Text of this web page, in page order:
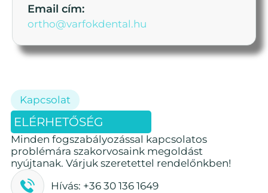
Email cím:
ortho@varfokdental.hu
Kapcsolat
ELÉRHETŐSÉG
Minden fogszabályozással kapcsolatos
problémára szakorvosaink megoldást
nyújtanak. Várjuk szeretettel rendelőnkben!
Hívás: +36 30 136 1649